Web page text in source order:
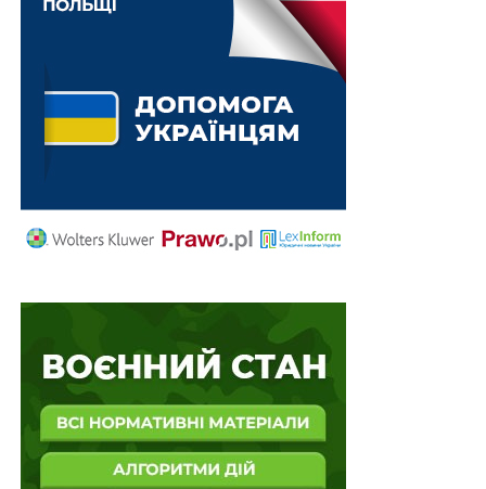
Схожі статті:
100 днів для добровільного повернення на
військову службу
Строк прийняття погоджених нормативно-
10 днів на кодифікацію зразка вибухової
оборонних технологій
ПОВ'ЯЗАНІ ТЕМИ: АРМА
ВИКОНАВЧЕ ПРОВАДЖЕННЯ
ДВС
МАЙНО МІНЮСТ СУДОВІ РІШЕННЯ
НАСТУПНА
Стажування у Держлікслужбі – безкоштовно